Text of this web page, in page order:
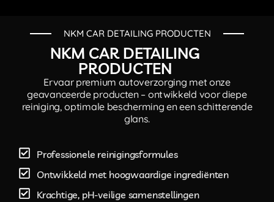
NKM CAR DETAILING PRODUCTEN
NKM CAR DETAILING
PRODUCTEN
Ervaar premium autoverzorging met onze
geavanceerde producten – ontwikkeld voor diepe
reiniging, optimale bescherming en een schitterende
glans.
Professionele reinigingsformules
Ontwikkeld met hoogwaardige ingrediënten
Krachtige, pH-veilige samenstellingen